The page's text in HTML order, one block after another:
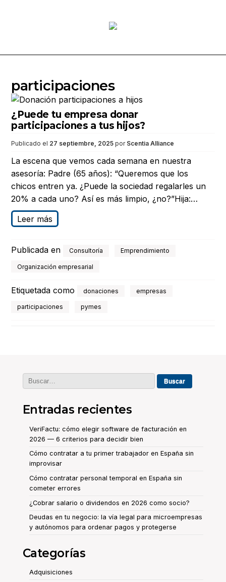
contenido
participaciones
¿Puede tu empresa donar
participaciones a tus hijos?
Publicado el 27 septiembre, 2025 por Scentia Alliance
La escena que vemos cada semana en nuestra
asesoría: Padre (65 años): “Queremos que los
chicos entren ya. ¿Puede la sociedad regalarles un
20% a cada uno? Así es más limpio, ¿no?”Hija:…
Leer más
Publicada en Consultoría Emprendimiento
Organización empresarial
Etiquetada como donaciones empresas
participaciones pymes
Buscar:
Entradas recientes
VeriFactu: cómo elegir software de facturación en
2026 — 6 criterios para decidir bien
Cómo contratar a tu primer trabajador en España sin
improvisar
Cómo contratar personal temporal en España sin
cometer errores
¿Cobrar salario o dividendos en 2026 como socio?
Deudas en tu negocio: la vía legal para microempresas
y autónomos para ordenar pagos y protegerse
Categorías
Adquisiciones